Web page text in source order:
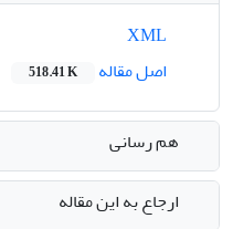
اصل مقاله
518.41 K
هم رسانی
ارجاع به این مقاله